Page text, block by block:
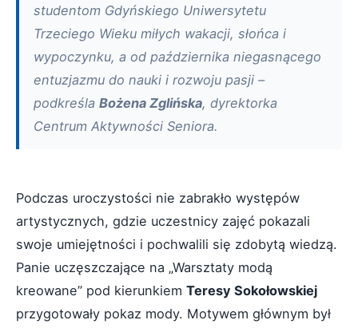
studentom Gdyńskiego Uniwersytetu
Trzeciego Wieku miłych wakacji, słońca i
wypoczynku, a od października niegasnącego
entuzjazmu do nauki i rozwoju pasji –
podkreśla Bożena Zglińska, dyrektorka
Centrum Aktywności Seniora.
Podczas uroczystości nie zabrakło występów
artystycznych, gdzie uczestnicy zajęć pokazali
swoje umiejętności i pochwalili się zdobytą wiedzą.
Panie uczęszczające na „Warsztaty modą
kreowane” pod kierunkiem Teresy Sokołowskiej
przygotowały pokaz mody. Motywem głównym był